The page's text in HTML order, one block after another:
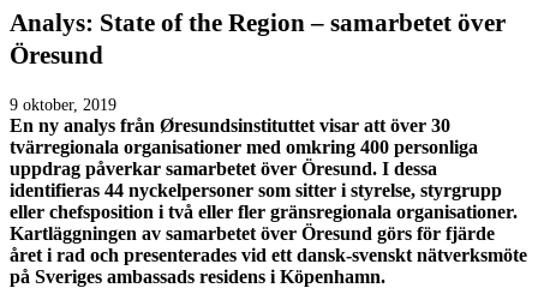
Analys: State of the Region – samarbetet över
Öresund
9 oktober, 2019
En ny analys från Øresundsinstituttet visar att över 30
tvärregionala organisationer med omkring 400 personliga
uppdrag påverkar samarbetet över Öresund. I dessa
identifieras 44 nyckelpersoner som sitter i styrelse, styrgrupp
eller chefsposition i två eller fler gränsregionala organisationer.
Kartläggningen av samarbetet över Öresund görs för fjärde
året i rad och presenterades vid ett dansk-svenskt nätverksmöte
på Sveriges ambassads residens i Köpenhamn.